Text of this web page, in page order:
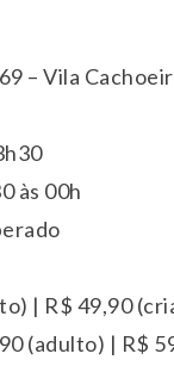
– Vila
às 00h
| R$ 49,90
(adulto) | R$